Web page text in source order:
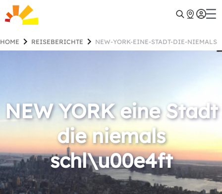
HOME REISEBERICHTE NEW-YORK-EINE-STADT-DIE-NIEMALS-
NEW YORK eine Stadt
die niemals
schl\u00e4ft